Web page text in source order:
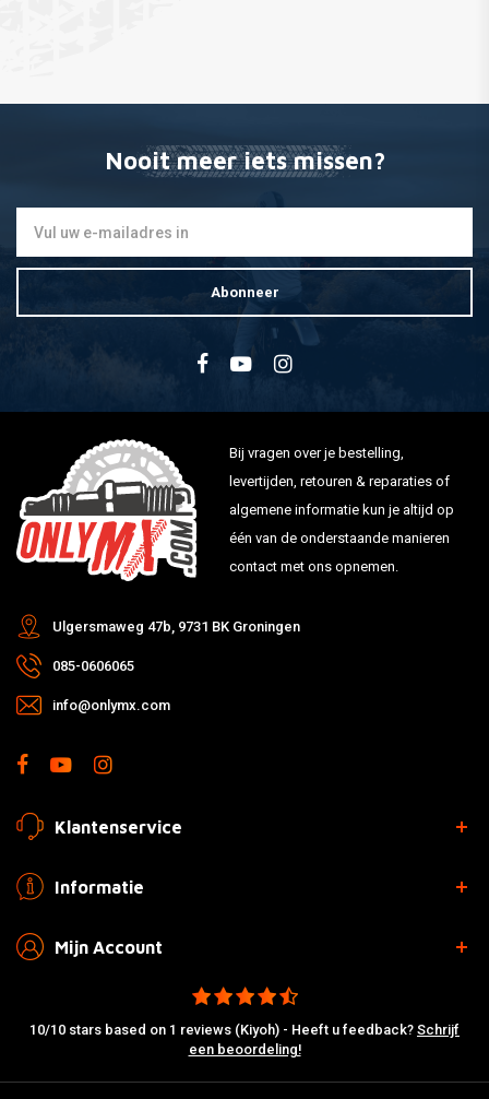
Nooit meer iets missen?
Abonneer
Bij vragen over je bestelling,
levertijden, retouren & reparaties of
algemene informatie kun je altijd op
één van de onderstaande manieren
contact met ons opnemen.
Ulgersmaweg 47b, 9731 BK Groningen
085-0606065
info@onlymx.com
Klantenservice
Informatie
Mijn Account
10/10 stars based on 1 reviews (Kiyoh) - Heeft u feedback? Schrijf
een beoordeling!